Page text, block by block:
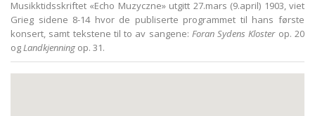
Musikktidsskriftet «Echo Muzyczne» utgitt 27.mars (9.april) 1903, viet
Grieg sidene 8-14 hvor de publiserte programmet til hans første
konsert, samt tekstene til to av sangene: Foran Sydens Klosterop. 20
ogLandkjenning op. 31.